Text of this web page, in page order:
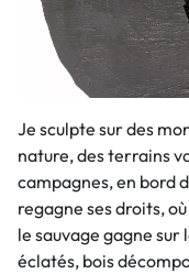
Je sculpte sur des
nature, des terrains
campagnes, en bord
regagne ses droits,
le sauvage gagne
éclatés, bois